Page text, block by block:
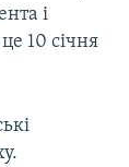
і
10 січня